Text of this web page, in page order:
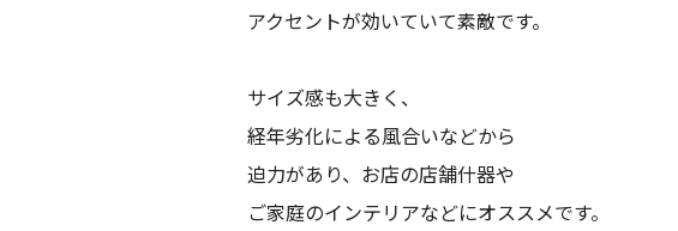
アクセントが効いていて素敵です。
サイズ感も大きく、
経年劣化による風合いなどから
迫力があり、お店の店舗什器や
ご家庭のインテリアなどにオススメです。